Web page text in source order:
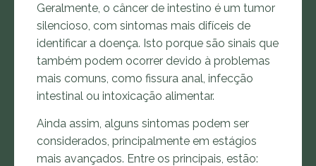
Geralmente, o câncer de intestino é um tumor
silencioso, com sintomas mais difíceis de
identificar a doença. Isto porque são sinais que
também podem ocorrer devido à problemas
mais comuns, como fissura anal, infecção
intestinal ou intoxicação alimentar.
Ainda assim, alguns sintomas podem ser
considerados, principalmente em estágios
mais avançados. Entre os principais, estão: